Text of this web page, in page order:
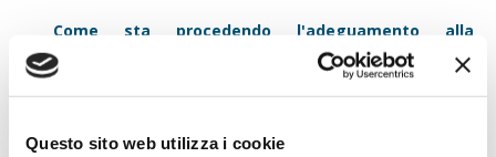
Questo sito web utilizza i cookie
Come sta procedendo l'adeguamento alla
compliance delle banche che hanno aderito alla
piattaforma Sia?
Raiffeisen e Casse Raiffeisen dell'Alto Adige, e abbiamo